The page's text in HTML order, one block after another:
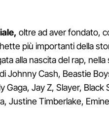
oltre ad aver fondato,
più importanti della
alla nascita del rap, nella
Johnny Cash, Beastie
Gaga, Jay Z, Slayer, Black
Justine Timberlake,